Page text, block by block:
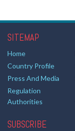
SITEMAP
Home
Country Profile
Press And Media
Regulation
Authorities
SUBSCRIBE